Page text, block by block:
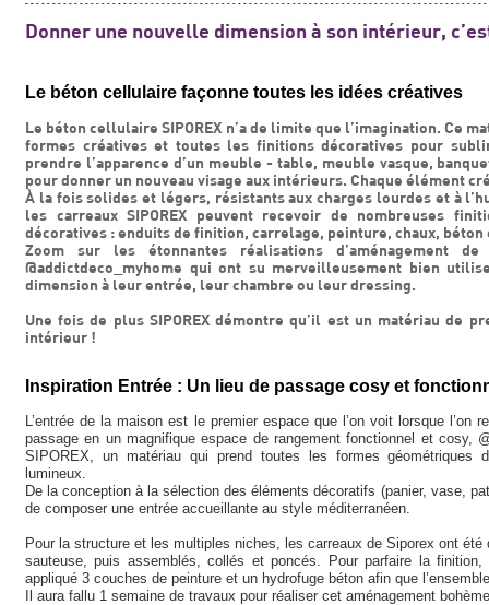
Donner une nouvelle dimension à son intérieur,
Le béton cellulaire façonne toutes les idées créatives
Le béton cellulaire SIPOREX n’a de limite que l’imagination. Ce
formes créatives et toutes les finitions décoratives pour
prendre l’apparence d’un meuble - table, meuble vasque,
pour donner un nouveau visage aux intérieurs. Chaque élément
À la fois solides et légers, résistants aux charges lourdes et à
les carreaux SIPOREX peuvent recevoir de nombreuses
décoratives : enduits de finition, carrelage, peinture, chaux,
Zoom sur les étonnantes réalisations d’aménagement de
@addictdeco_myhome qui ont su merveilleusement bien
dimension à leur entrée, leur chambre ou leur dressing.
Une fois de plus SIPOREX démontre qu’il est un matériau de
intérieur !
Inspiration Entrée : Un lieu de passage cosy et
L’entrée de la maison est le premier espace que l’on voit lorsque l’on
passage en un magnifique espace de rangement fonctionnel et cosy,
SIPOREX, un matériau qui prend toutes les formes géométriques
lumineux.
De la conception à la sélection des éléments décoratifs (panier, vase,
de composer une entrée accueillante au style méditerranéen.
Pour la structure et les multiples niches, les carreaux de Siporex ont été
sauteuse, puis assemblés, collés et poncés. Pour parfaire la
appliqué 3 couches de peinture et un hydrofuge béton afin que
Il aura fallu 1 semaine de travaux pour réaliser cet aménagement